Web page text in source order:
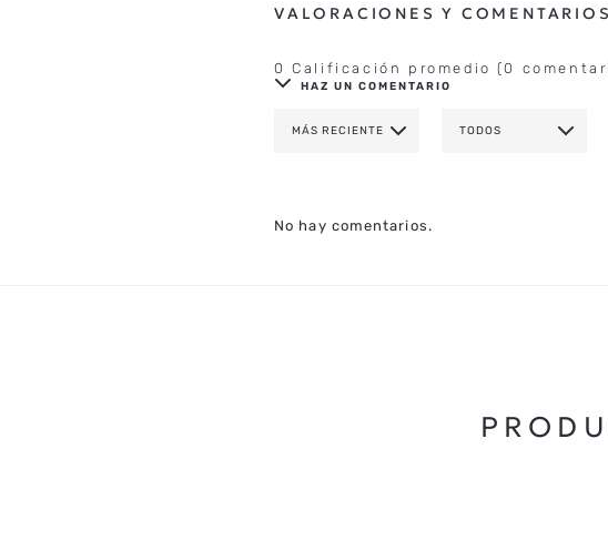
0 Calificación promedio (0
HAZ UN COMENTARIO
TÍTULO
MÁS RECIENTE TODOS
No hay comentarios.